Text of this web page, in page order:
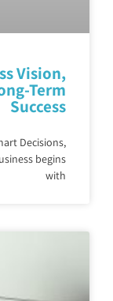
Vision,
Term
Success
Decisions,
begins
with